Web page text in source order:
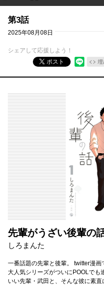
第3話
2025年08月08日
シェアして応援しよう！
ポスト
埋
先輩がうざい後輩の
しろまんた
一番話題の先輩と後輩。 twitter漫
大人気シリーズがついにPOOLでも
いい先輩・武田と、そんな彼に素